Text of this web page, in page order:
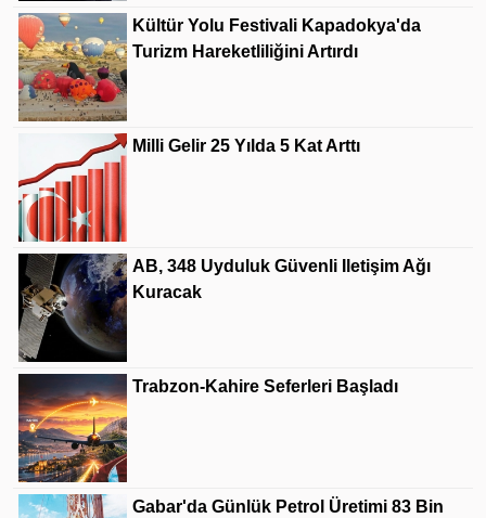
Kültür Yolu Festivali Kapadokya'da
Turizm Hareketliliğini Artırdı
Milli Gelir 25 Yılda 5 Kat Arttı
AB, 348 Uyduluk Güvenli Iletişim Ağı
Kuracak
Trabzon-Kahire Seferleri Başladı
Gabar'da Günlük Petrol Üretimi 83 Bin